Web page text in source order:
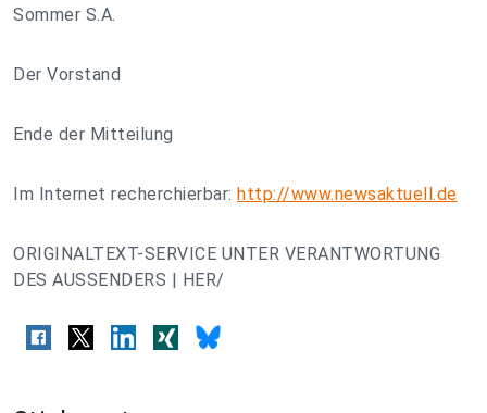
Sommer S.A.
Der Vorstand
Ende der Mitteilung
Im Internet recherchierbar: http://www.newsaktuell.de
ORIGINALTEXT-SERVICE UNTER VERANTWORTUNG
DES AUSSENDERS | HER/